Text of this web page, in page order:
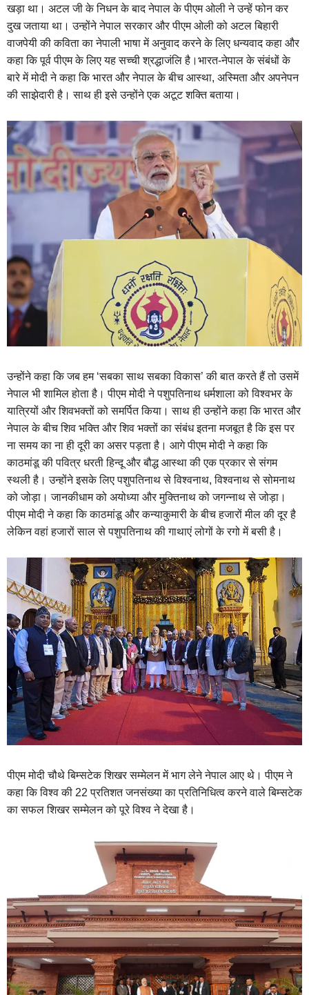
खड़ा था। अटल जी के निधन के बाद नेपाल के पीएम ओली ने उन्हें फोन कर
दुख जताया था। उन्होंने नेपाल सरकार और पीएम ओली को अटल बिहारी
वाजपेयी की कविता का नेपाली भाषा में अनुवाद करने के लिए धन्यवाद कहा और
कहा कि पूर्व पीएम के लिए यह सच्ची श्रद्धाजंलि है। भारत-नेपाल के संबंधों के
बारे में मोदी ने कहा कि भारत और नेपाल के बीच आस्था, अस्मिता और अपनेपन
की साझेदारी है। साथ ही इसे उन्होंने एक अटूट शक्ति बताया।
उन्होंने कहा कि जब हम ‘सबका साथ सबका विकास’ की बात करते हैं तो उसमें
नेपाल भी शामिल होता है। पीएम मोदी ने पशुपतिनाथ धर्मशाला को विश्वभर के
यात्रियों और शिवभक्तों को समर्पित किया। साथ ही उन्होंने कहा कि भारत और
नेपाल के बीच शिव भक्ति और शिव भक्तों का संबंध इतना मजबूत है कि इस पर
ना समय का ना ही दूरी का असर पड़ता है। आगे पीएम मोदी ने कहा कि
काठमांडू की पवित्र धरती हिन्दू और बौद्ध आस्था की एक प्रकार से संगम
स्थली है। उन्होंने इसके लिए पशुपतिनाथ से विश्वनाथ, विश्वनाथ से सोमनाथ
को जोड़ा। जानकीधाम को अयोध्या और मुक्तिनाथ को जगन्नाथ से जोड़ा।
पीएम मोदी ने कहा कि काठमांडू और कन्याकुमारी के बीच हजारों मील की दूर है
लेकिन वहां हजारों साल से पशुपतिनाथ की गाथाएं लोगों के रगो में बसी है।
पीएम मोदी चौथे बिम्सटेक शिखर सम्मेलन में भाग लेने नेपाल आए थे। पीएम ने
कहा कि विश्व की 22 प्रतिशत जनसंख्या का प्रतिनिधित्व करने वाले बिम्सटेक
का सफल शिखर सम्मेलन को पूरे विश्व ने देखा है।